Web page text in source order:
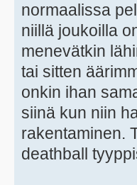
normaalissa
niillä joukoilla
menevätkin
tai sitten
onkin ihan
siinä kun niin
rakentaminen.
deathball